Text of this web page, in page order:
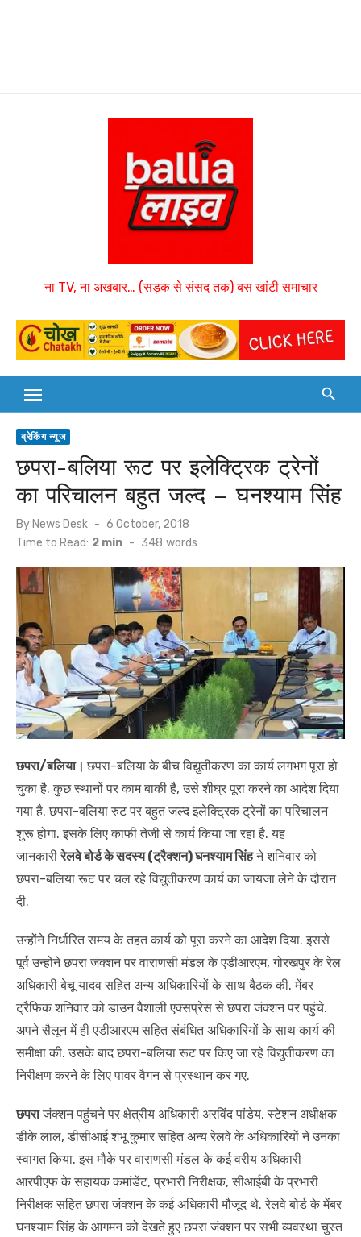
ना TV, ना अखबार… (सड़क से संसद तक) बस खांटी समाचार
ब्रेकिंग न्यूज
छपरा-बलिया रूट पर इलेक्ट्रिक ट्रेनों
का परिचालन बहुत जल्द – घनश्याम सिंह
ByNews Desk
Posted
on
6 October, 2018
Time to Read: 2 min - 348 words
छपरा/बलिया।छपरा-बलिया के बीच विद्युतीकरण का कार्य लगभग पूरा हो
चुका है. कुछ स्थानों पर काम बाकी है, उसे शीघ्र पूरा करने का आदेश दिया
गया है. छपरा-बलिया रुट पर बहुत जल्द इलेक्ट्रिक ट्रेनों का परिचालन
शुरू होगा. इसके लिए काफी तेजी से कार्य किया जा रहा है. यह
जानकारीरेलवे बोर्ड के सदस्य (ट्रैक्शन) घनश्याम सिंहने शनिवार को
छपरा-बलिया रूट पर चल रहे विद्युतीकरण कार्य का जायजा लेने के दौरान
दी.
उन्होंने निर्धारित समय के तहत कार्य को पूरा करने का आदेश दिया. इससे
पूर्व उन्होंने छपरा जंक्शन पर वाराणसी मंडल के एडीआरएम, गोरखपुर के रेल
अधिकारी बेचू यादव सहित अन्य अधिकारियों के साथ बैठक की. मेंबर
ट्रैफिक शनिवार को डाउन वैशाली एक्सप्रेस से छपरा जंक्शन पर पहुंचे.
अपने सैलून में ही एडीआरएम सहित संबंधित अधिकारियों के साथ कार्य की
समीक्षा की. उसके बाद छपरा-बलिया रूट पर किए जा रहे विद्युतीकरण का
निरीक्षण करने के लिए पावर वैगन से प्रस्थान कर गए.
छपराजंक्शन पहुंचने पर क्षेत्रीय अधिकारी अरविंद पांडेय, स्टेशन अधीक्षक
डीके लाल, डीसीआई शंभू कुमार सहित अन्य रेलवे के अधिकारियों ने उनका
स्वागत किया. इस मौके पर वाराणसी मंडल के कई वरीय अधिकारी
आरपीएफ के सहायक कमांडेंट, प्रभारी निरीक्षक, सीआईबी के प्रभारी
निरीक्षक सहित छपरा जंक्शन के कई अधिकारी मौजूद थे. रेलवे बोर्ड के मेंबर
घनश्याम सिंह के आगमन को देखते हुए छपरा जंक्शन पर सभी व्यवस्था चुस्त